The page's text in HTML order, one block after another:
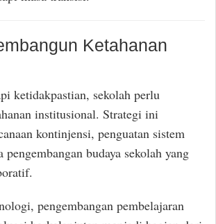
Ketahanan
ketidakpastian, sekolah perlu
institusional. Strategi ini
kontinjensi, penguatan sistem
budaya sekolah yang
pengembangan pembelajaran